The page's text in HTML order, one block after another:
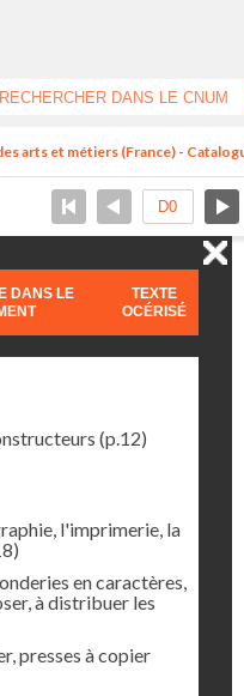
arts et métiers (France) -
DANS LE
TEXTE
OCÉRISÉ
(p.12)
l'imprimerie, la
en caractères,
à distribuer les
presses à copier